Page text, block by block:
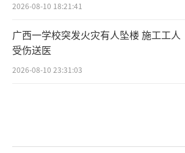
2026-08-10 18:21:41
广西一学校突发火灾有人坠楼 施工工人
受伤送医
2026-08-10 23:31:03